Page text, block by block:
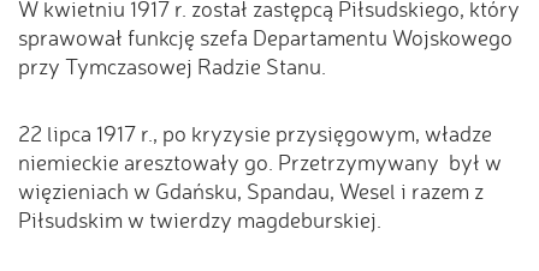
W kwietniu 1917 r. został zastępcą Piłsudskiego, który
sprawował funkcję szefa Departamentu Wojskowego
przy Tymczasowej Radzie Stanu.
22 lipca 1917 r., po kryzysie przysięgowym, władze
niemieckie aresztowały go. Przetrzymywany był w
więzieniach w Gdańsku, Spandau, Wesel i razem z
Piłsudskim w twierdzy magdeburskiej.